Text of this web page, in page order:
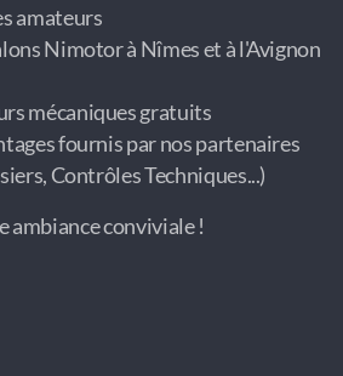
amateurs
Nimotor à Nîmes et à l'Avignon
mécaniques gratuits
fournis par nos partenaires
Contrôles Techniques...)
ambiance conviviale !